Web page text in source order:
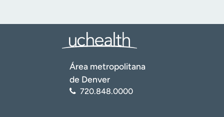
Área metropolitana
de Denver
720.848.0000